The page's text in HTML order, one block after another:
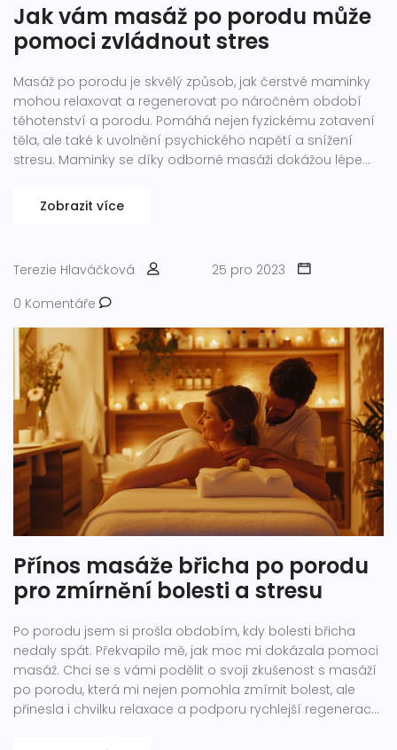
Jak vám masáž po porodu může
pomoci zvládnout stres
Masáž po porodu je skvělý způsob, jak čerstvé maminky
mohou relaxovat a regenerovat po náročném období
těhotenství a porodu. Pomáhá nejen fyzickému zotavení
těla, ale také k uvolnění psychického napětí a snížení
stresu. Maminky se díky odborné masáži dokážou lépe
zaměřuje na benefity, techniky a tipy na výběr vhodného
Zobrazit více
Terezie Hlaváčková
25 pro 2023
0 Komentáře
Přínos masáže břicha po porodu
pro zmírnění bolesti a stresu
Po porodu jsem si prošla obdobím, kdy bolesti břicha
nedaly spát. Překvapilo mě, jak moc mi dokázala pomoci
masáž. Chci se s vámi podělit o svoji zkušenost s masáží
po porodu, která mi nejen pomohla zmírnit bolest, ale
přinesla i chvilku relaxace a podporu rychlejší regenerace